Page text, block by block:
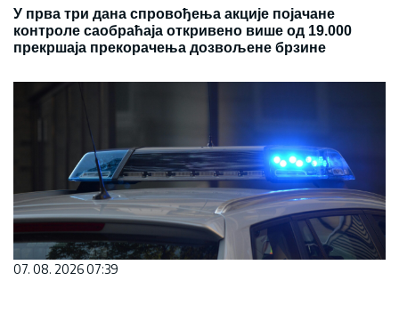
У прва три дана спровођења акције појачане
контроле саобраћаја откривено више од 19.000
прекршаја прекорачења дозвољене брзине
07. 08. 2026 07:39